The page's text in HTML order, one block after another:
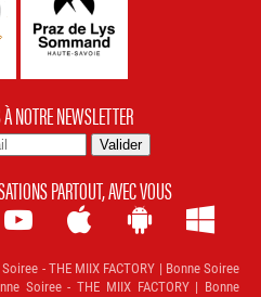
NOTRE NEWSLETTER
PARTOUT, AVEC VOUS
   
- THE MIIX FACTORY | Bonne Soiree
Soiree - THE MIIX FACTORY | Bonne